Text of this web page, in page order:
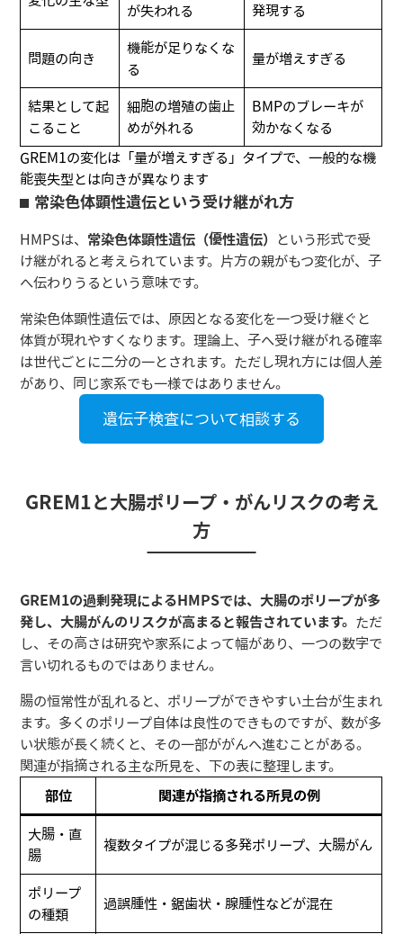
が失われる
発現する
問題の向き
機能が足りなくな
る
量が増えすぎる
結果として起
こること
細胞の増殖の歯止
めが外れる
BMPのブレーキが
効かなくなる
GREM1の変化は「量が増えすぎる」タイプで、一般的な機
能喪失型とは向きが異なります
常染色体顕性遺伝という受け継がれ方
HMPSは、 常染色体顕性遺伝（優性遺伝）
という形式で受
け継がれると考えられています。片方の親がもつ変化が、子
へ伝わりうるという意味です。
常染色体顕性遺伝では、原因となる変化を一つ受け継ぐと
体質が現れやすくなります。理論上、子へ受け継がれる確率
は世代ごとに二分の一とされます。ただし現れ方には個人差
があり、同じ家系でも一様ではありません。
遺伝子検査について相談する
GREM1と大腸ポリープ・がんリスクの考え
方
GREM1の過剰発現によるHMPSでは、大腸のポリープが多
発し、大腸がんのリスクが高まると報告されています。 ただ
し、その高さは研究や家系によって幅があり、一つの数字で
言い切れるものではありません。
腸の恒常性が乱れると、ポリープができやすい土台が生まれ
ます。多くのポリープ自体は良性のできものですが、数が多
い状態が長く続くと、その一部ががんへ進むことがある。
関連が指摘される主な所見を、下の表に整理します。
部位 関連が指摘される所見の例
大腸・直
腸
複数タイプが混じる多発ポリープ、大腸がん
ポリープ
の種類
過誤腫性・鋸歯状・腺腫性などが混在